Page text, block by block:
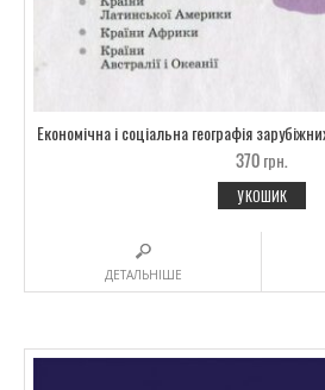
Економічна і соціальна географія
370грн.
У КОШИК
ДЕТАЛЬНІШЕ